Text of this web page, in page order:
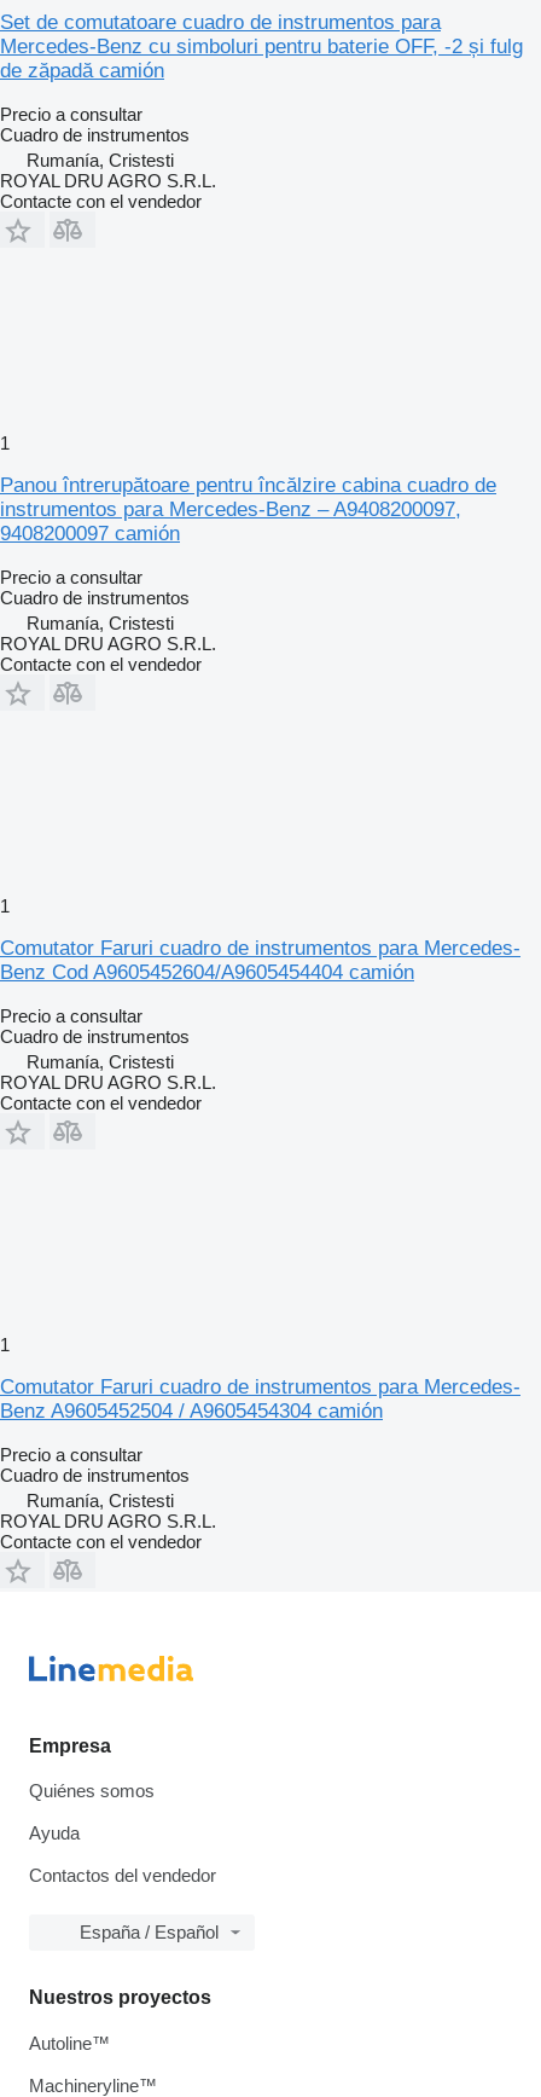
Set de comutatoare cuadro de instrumentos para
Mercedes-Benz cu simboluri pentru baterie OFF, -2 și fulg
de zăpadă camión
Precio a consultar
Cuadro de instrumentos
Rumanía, Cristesti
ROYAL DRU AGRO S.R.L.
Contacte con el vendedor
1
Panou întrerupătoare pentru încălzire cabina cuadro de
instrumentos para Mercedes-Benz – A9408200097,
9408200097 camión
Precio a consultar
Cuadro de instrumentos
Rumanía, Cristesti
ROYAL DRU AGRO S.R.L.
Contacte con el vendedor
1
Comutator Faruri cuadro de instrumentos para Mercedes-
Benz Cod A9605452604/A9605454404 camión
Precio a consultar
Cuadro de instrumentos
Rumanía, Cristesti
ROYAL DRU AGRO S.R.L.
Contacte con el vendedor
1
Comutator Faruri cuadro de instrumentos para Mercedes-
Benz A9605452504 / A9605454304 camión
Precio a consultar
Cuadro de instrumentos
Rumanía, Cristesti
ROYAL DRU AGRO S.R.L.
Contacte con el vendedor
Empresa
Quiénes somos
Ayuda
Contactos del vendedor
España / Español
Nuestros proyectos
Autoline™
Machineryline™